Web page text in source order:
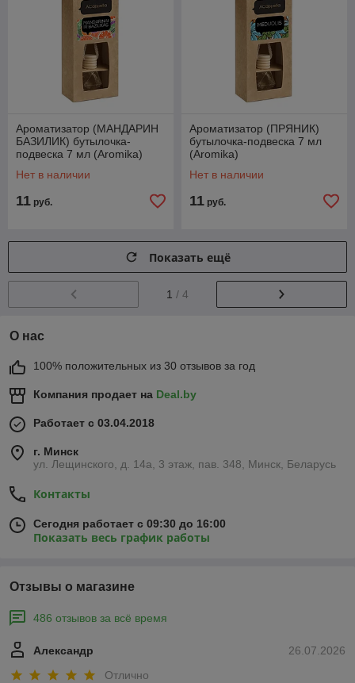
Ароматизатор (МАНДАРИН
БАЗИЛИК) бутылочка-
подвеска 7 мл (Aromika)
Нет в наличии
11 руб.
Ароматизатор (ПРЯНИК)
бутылочка-подвеска 7 мл
(Aromika)
Нет в наличии
11 руб.
Показать ещё
1 / 4
О нас
100% положительных из 30 отзывов за год
Компания продает на Deal.by
Работает с 03.04.2018
г. Минск
ул. Лещинского, д. 14а, 3 этаж, пав. 348, Минск, Беларусь
Контакты
Сегодня работает с 09:30 до 16:00
Показать весь график работы
Отзывы о магазине
486 отзывов за всё время
26.07.2026
Александр
Отлично